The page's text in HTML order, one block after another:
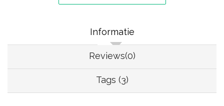
Informatie
Reviews(0)
Tags (3)